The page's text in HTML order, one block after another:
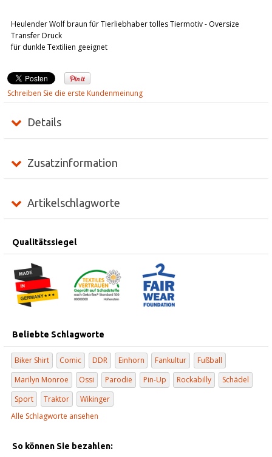
Heulender Wolf braun für Tierliebhaber tolles Tiermotiv - Oversize
Transfer Druck
für dunkle Textilien geeignet
Schreiben Sie die erste Kundenmeinung
Details
Zusatzinformation
Artikelschlagworte
Qualitätssiegel
Beliebte Schlagworte
Biker Shirt Comic DDR Einhorn Fankultur
Fußball
Marilyn Monroe
Ossi Parodie Pin-Up Rockabilly
Schädel
Sport
Traktor
Wikinger
Alle Schlagworte ansehen
So können Sie bezahlen: